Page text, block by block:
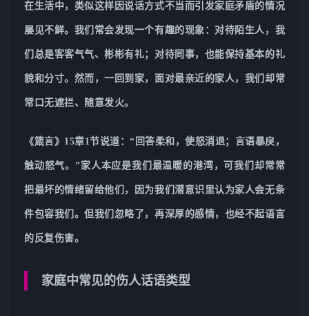
在生活中，类似这样因说话方式不当而引发家庭矛盾的情况
屡见不鲜。我们常会发现一个有趣的现象：对待陌生人，我
们总是客客气气、彬彬有礼；对待同事，也能保持基本的礼
貌和分寸。然而，一回到家，面对最亲近的家人，我们却常
常口无遮拦、随意发火。
《箴言》15章1节说道：“回答柔和，使怒消退；言语暴戾，
触动怒气。”家人本应是我们最温暖的港湾，可我们却常常
把最坏的情绪留给他们，因为我们潜意识里认为家人会无条
件包容我们。但我们忽略了，再深厚的感情，也经不起语言
的反复伤害。
家庭中常见的伤人话语类型